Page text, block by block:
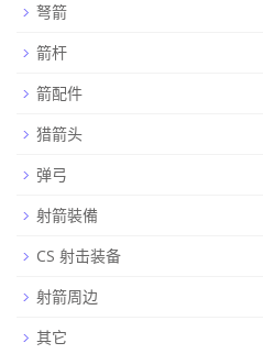
弩箭
箭杆
箭配件
猎箭头
弹弓
射箭裝備
CS 射击装备
射箭周边
其它